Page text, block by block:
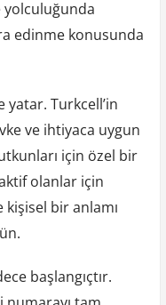
edinme konusunda
yatar. Turkcell’in
ve ihtiyaca uygun
için özel bir
olanlar için
bir anlamı
başlangıçtır.